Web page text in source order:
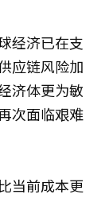
经济已在支
应链风险加
济体更为敏
次面临艰难
当前成本更